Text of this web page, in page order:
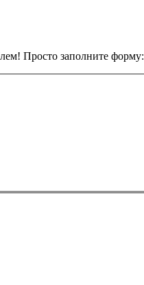
Просто заполните форму: